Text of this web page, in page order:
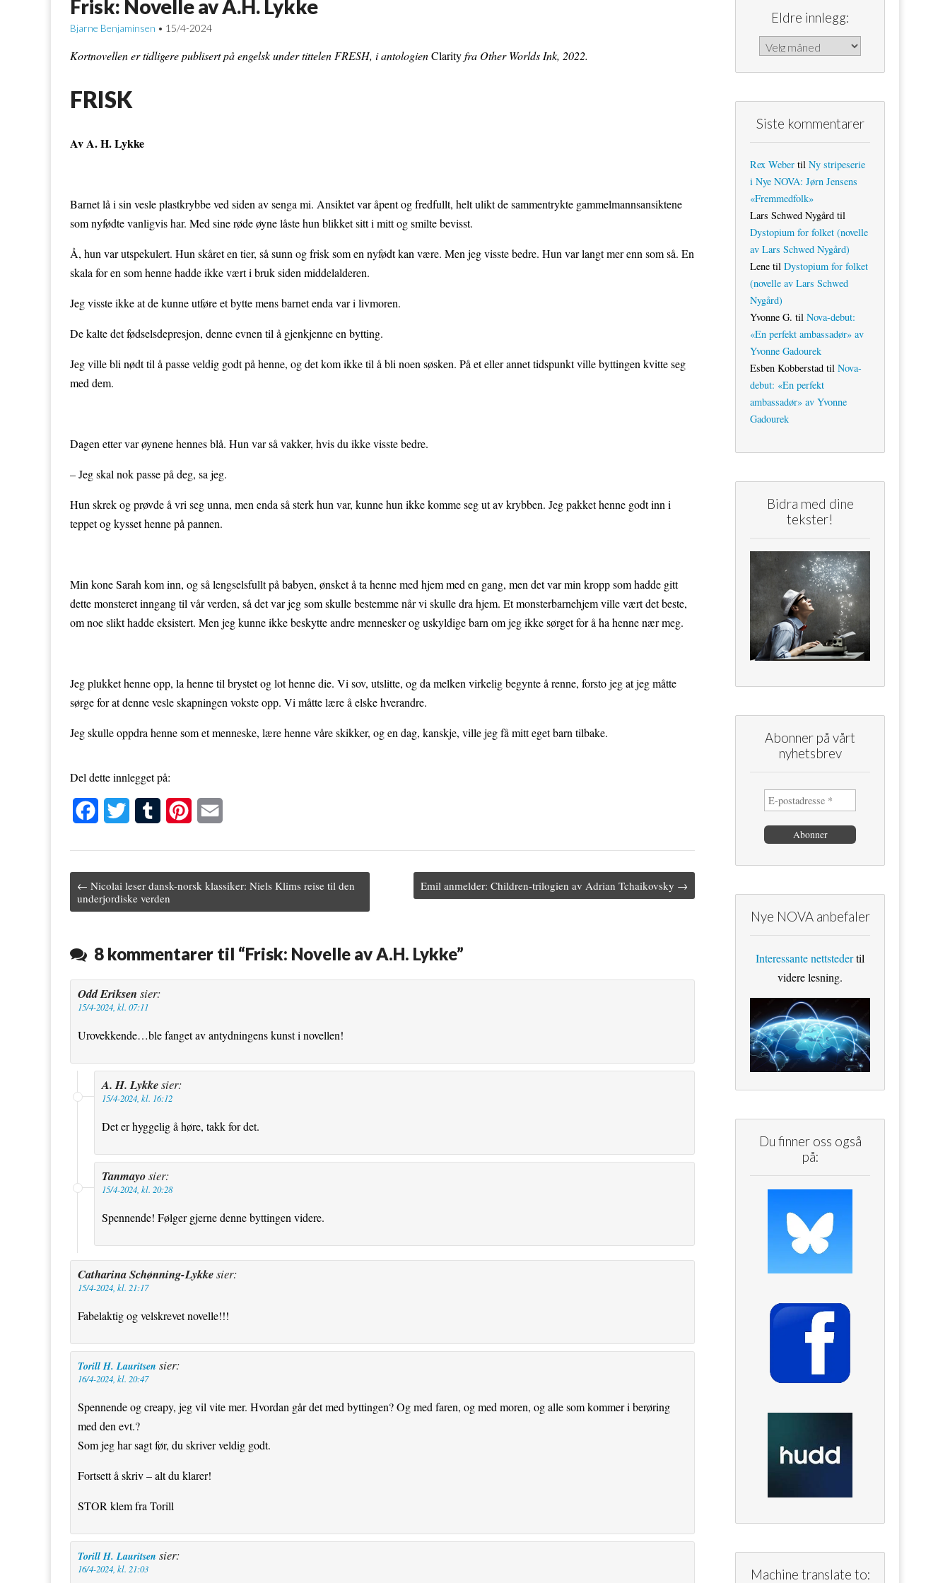
Frisk: Novelle av A.H. Lykke
Bjarne Benjaminsen • 15/4-2024
Kortnovellen er tidligere publisert på engelsk under tittelen FRESH, i antologienClarityfra Other Worlds Ink, 2022.
FRISK
Av A. H. Lykke
Barnet lå i sin vesle plastkrybbe ved siden av senga mi. Ansiktet var åpent og fredfullt, helt ulikt de sammentrykte gammelmannsansiktene
som nyfødte vanligvis har. Med sine røde øyne låste hun blikket sitt i mitt og smilte bevisst.
Å, hun var utspekulert. Hun skåret en tier, så sunn og frisk som en nyfødt kan være. Men jeg visste bedre. Hun var langt mer enn som så. En
skala for en som henne hadde ikke vært i bruk siden middelalderen.
Jeg visste ikke at de kunne utføre et bytte mens barnet enda var i livmoren.
De kalte det fødselsdepresjon, denne evnen til å gjenkjenne en bytting.
Jeg ville bli nødt til å passe veldig godt på henne, og det kom ikke til å bli noen søsken. På et eller annet tidspunkt ville byttingen kvitte seg
med dem.
Dagen etter var øynene hennes blå. Hun var så vakker, hvis du ikke visste bedre.
– Jeg skal nok passe på deg, sa jeg.
Hun skrek og prøvde å vri seg unna, men enda så sterk hun var, kunne hun ikke komme seg ut av krybben. Jeg pakket henne godt inn i
teppet og kysset henne på pannen.
Min kone Sarah kom inn, og så lengselsfullt på babyen, ønsket å ta henne med hjem med en gang, men det var min kropp som hadde gitt
dette monsteret inngang til vår verden, så det var jeg som skulle bestemme når vi skulle dra hjem. Et monsterbarnehjem ville vært det beste,
om noe slikt hadde eksistert. Men jeg kunne ikke beskytte andre mennesker og uskyldige barn om jeg ikke sørget for å ha henne nær meg.
Jeg plukket henne opp, la henne til brystet og lot henne die. Vi sov, utslitte, og da melken virkelig begynte å renne, forsto jeg at jeg måtte
sørge for at denne vesle skapningen vokste opp. Vi måtte lære å elske hverandre.
Jeg skulle oppdra henne som et menneske, lære henne våre skikker, og en dag, kanskje, ville jeg få mitt eget barn tilbake.
Del dette innlegget på:
e
b
o
k
t
t
r
b
l
t
e
e
i
l
Post navigation
← Nicolai leser dansk-norsk klassiker: Niels Klims reise til den
underjordiske verden
Emil anmelder: Children-trilogien av Adrian Tchaikovsky →
8 kommentarer til “Frisk: Novelle av A.H. Lykke”
Odd Eriksen sier:
15/4-2024, kl. 07:11
Urovekkende…ble fanget av antydningens kunst i novellen!
A. H. Lykkesier:
15/4-2024, kl. 16:12
Det er hyggelig å høre, takk for det.
Tanmayosier:
15/4-2024, kl. 20:28
Spennende! Følger gjerne denne byttingen videre.
Catharina Schønning-Lykkesier:
15/4-2024, kl. 21:17
Fabelaktig og velskrevet novelle!!!
Torill H. Lauritsen sier:
16/4-2024, kl. 20:47
Spennende og creapy, jeg vil vite mer. Hvordan går det med byttingen? Og med faren, og med moren, og alle som kommer i berøring
med den evt.?
Som jeg har sagt før, du skriver veldig godt.
Fortsett å skriv – alt du klarer!
STOR klem fra Torill
Torill H. Lauritsen sier:
16/4-2024, kl. 21:03
Eldre innlegg:
Eldre innlegg:
Siste kommentarer
Rex Weber til Ny stripeserie
i Nye NOVA: Jørn Jensens
«Fremmedfolk»
Lars Schwed Nygård til
Dystopium for folket (novelle
av Lars Schwed Nygård)
Lene til Dystopium for folket
(novelle av Lars Schwed
Nygård)
Yvonne G. til Nova-debut:
«En perfekt ambassadør» av
Yvonne Gadourek
Esben Kobberstad til Nova-
debut: «En perfekt
ambassadør» av Yvonne
Gadourek
Bidra med dine
tekster!
Abonner på vårt
nyhetsbrev
Nye NOVA anbefaler
Interessante nettstedertil
videre lesning.
Du finner oss også
på:
Machine translate to: